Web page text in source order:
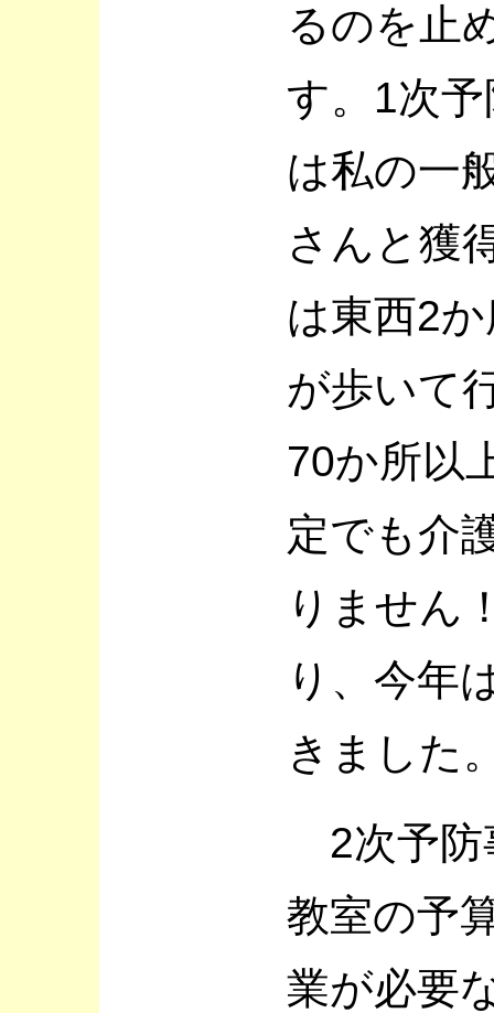
るのを止
す。1次
は私の一
さんと獲
は東西2
が歩いて
70か所以
定でも介
りません
り、今年
きました
2次予防
教室の予
業が必要